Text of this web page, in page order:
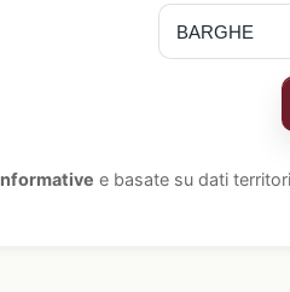
e basate su dati